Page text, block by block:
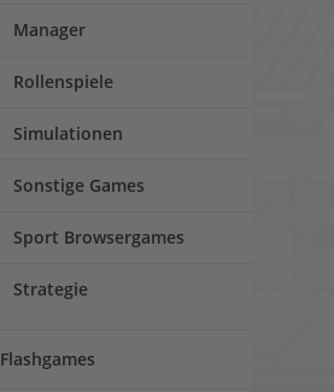
Manager
Rollenspiele
Simulationen
Sonstige Games
Sport Browsergames
Strategie
Flashgames